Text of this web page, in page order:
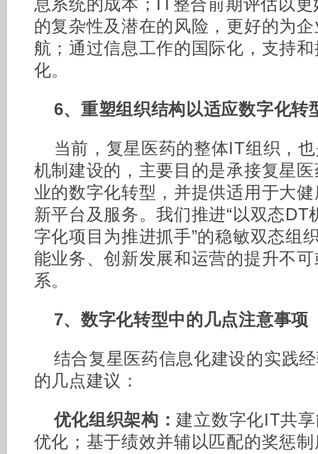
息系统的成本；IT整合前期评估以
的复杂性及潜在的风险，更好的为
航；通过信息工作的国际化，支持
化。
6、重塑组织结构以适应数字化转
当前，复星医药的整体IT组织，也
机制建设的，主要目的是承接复星
业的数字化转型，并提供适用于大
新平台及服务。我们推进“以双态
字化项目为推进抓手”的稳敏双态组
能业务、创新发展和运营的提升不
系。
7、数字化转型中的几点注意事项
结合复星医药信息化建设的实践
的几点建议：
优化组织架构： 建立数字化IT共
优化；基于绩效并辅以匹配的奖惩